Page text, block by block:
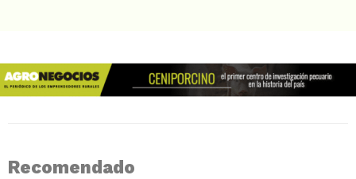
Recomendado